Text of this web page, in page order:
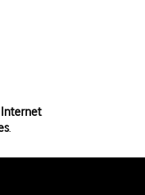
Internet
.